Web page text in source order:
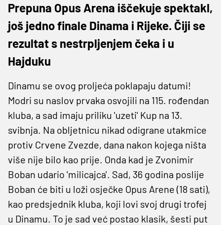
Prepuna Opus Arena iščekuje spektakl,
još jedno finale Dinama i Rijeke. Čiji se
rezultat s nestrpljenjem čeka i u
Hajduku
Dinamu se ovog proljeća poklapaju datumi!
Modri su naslov prvaka osvojili na 115. rođendan
kluba, a sad imaju priliku 'uzeti' Kup na 13.
svibnja. Na obljetnicu nikad odigrane utakmice
protiv Crvene Zvezde, dana nakon kojega ništa
više nije bilo kao prije. Onda kad je Zvonimir
Boban udario 'milicajca'. Sad, 36 godina poslije
Boban će biti u loži osječke Opus Arene (18 sati),
kao predsjednik kluba, koji lovi svoj drugi trofej
u Dinamu. To je sad već postao klasik, šesti put